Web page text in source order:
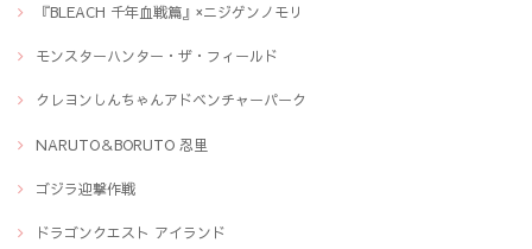
『BLEACH 千年血戦篇』×ニジゲンノモリ
モンスターハンター・ザ・フィールド
クレヨンしんちゃんアドベンチャーパーク
NARUTO＆BORUTO 忍里
ゴジラ迎撃作戦
ドラゴンクエスト アイランド